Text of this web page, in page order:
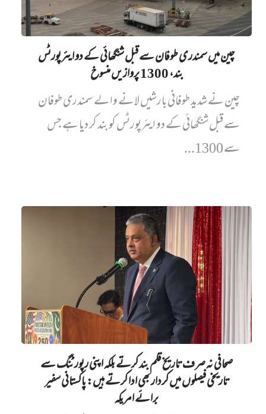
چین میں‌ سمندری طوفان سے قبل شنگھائی کے دو ایئرپورٹس
بند، 1300 پروازیں‌ منسوخ
چین نے شدید طوفانی بارشیں لانے والے سمندری طوفان
سے قبل شنگھائی کے دو ایئرپورٹس کو بند کر دیا ہے جس
سے 1300...
صحافی نہ صرف تاریخ قلم بند کرتے بلکہ اپنی رپورٹنگ سے
تاریخی فیصلوں میں کردار بھی ادا کرتے ہیں: پاکستانی سفیر
برائے امریکہ